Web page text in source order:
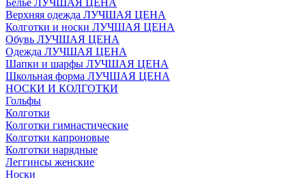
Белье ЛУЧШАЯ ЦЕНА
Верхняя одежда ЛУЧШАЯ ЦЕНА
Колготки и носки ЛУЧШАЯ ЦЕНА
Обувь ЛУЧШАЯ ЦЕНА
Одежда ЛУЧШАЯ ЦЕНА
Шапки и шарфы ЛУЧШАЯ ЦЕНА
Школьная форма ЛУЧШАЯ ЦЕНА
НОСКИ И КОЛГОТКИ
Гольфы
Колготки
Колготки гимнастические
Колготки капроновые
Колготки нарядные
Леггинсы женские
Носки